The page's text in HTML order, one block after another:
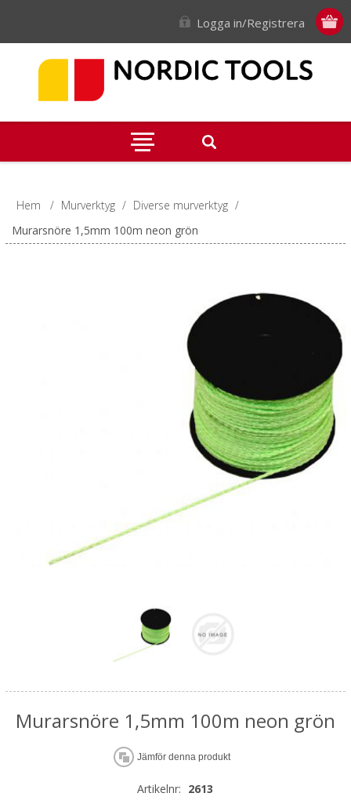
Logga in/Registrera
Hem / Murverktyg / Diverse murverktyg /
Murarsnöre 1,5mm 100m neon grön
Murarsnöre 1,5mm 100m neon grön
Jämför denna produkt
Artikelnr: 2613